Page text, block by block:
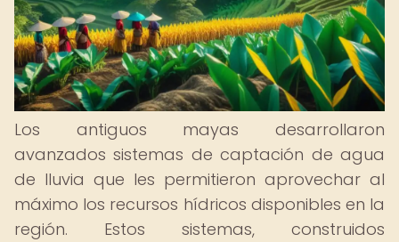
Los antiguos mayas desarrollaron
avanzados sistemas de captación de agua
de lluvia que les permitieron aprovechar al
máximo los recursos hídricos disponibles en la
región. Estos sistemas, construidos